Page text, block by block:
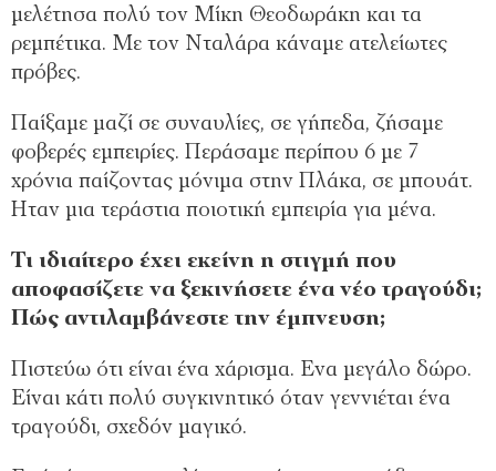
μελέτησα πολύ τον Μίκη Θεοδωράκη και τα
ρεμπέτικα. Με τον Νταλάρα κάναμε ατελείωτες
πρόβες.
Παίξαμε μαζί σε συναυλίες, σε γήπεδα, ζήσαμε
φοβερές εμπειρίες. Περάσαμε περίπου 6 με 7
χρόνια παίζοντας μόνιμα στην Πλάκα, σε μπουάτ.
Ηταν μια τεράστια ποιοτική εμπειρία για μένα.
Τι ιδιαίτερο έχει εκείνη η στιγμή που
αποφασίζετε να ξεκινήσετε ένα νέο τραγούδι;
Πώς αντιλαμβάνεστε την έμπνευση;
Πιστεύω ότι είναι ένα χάρισμα. Ενα μεγάλο δώρο.
Είναι κάτι πολύ συγκινητικό όταν γεννιέται ένα
τραγούδι, σχεδόν μαγικό.